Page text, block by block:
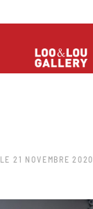
LE 21 NOVEMBRE 2020